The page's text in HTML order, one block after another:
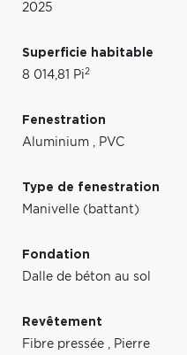
2025
Superficie habitable
8 014,81 Pi2
Fenestration
Aluminium , PVC
Type de fenestration
Manivelle (battant)
Fondation
Dalle de béton au sol
Revêtement
Fibre pressée , Pierre